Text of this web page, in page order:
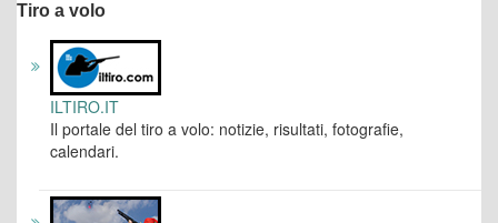
Tiro a volo
ILTIRO.IT
Il portale del tiro a volo: notizie, risultati, fotografie,
calendari.